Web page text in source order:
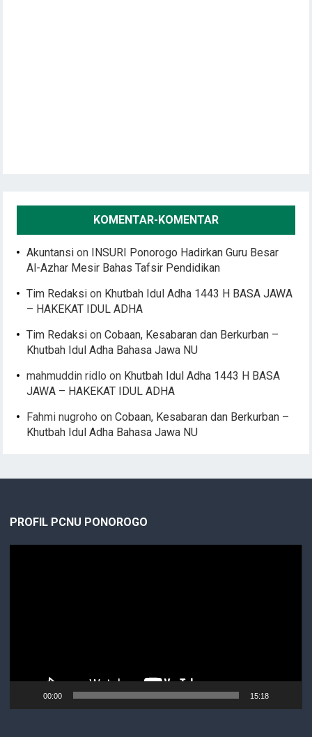
KOMENTAR-KOMENTAR
Akuntansi on INSURI Ponorogo Hadirkan Guru Besar
Al-Azhar Mesir Bahas Tafsir Pendidikan
Tim Redaksi on Khutbah Idul Adha 1443 H BASA JAWA
– HAKEKAT IDUL ADHA
Tim Redaksi onCobaan, Kesabaran dan Berkurban –
Khutbah Idul Adha Bahasa Jawa NU
mahmuddin ridlo on Khutbah Idul Adha 1443 H BASA
JAWA – HAKEKAT IDUL ADHA
Fahmi nugroho onCobaan, Kesabaran dan Berkurban –
Khutbah Idul Adha Bahasa Jawa NU
PROFIL PCNU PONOROGO
00:00 15:18